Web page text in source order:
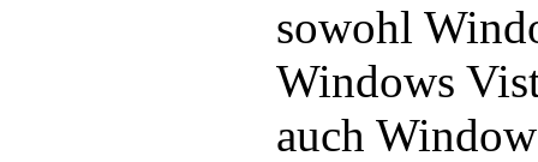
sowohl
Windows
auch